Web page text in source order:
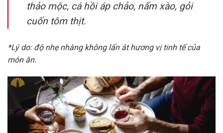
thảo mộc, cá hồi áp chảo, nấm xào, gỏi
cuốn tôm thịt.
*Lý do: độ nhẹ nhàng không lấn át hương vị tinh tế của
món ăn.